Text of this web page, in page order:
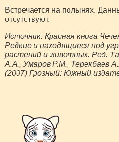
Встречается на полынях.
отсутствуют.
Источник: Красная книга
Редкие и находящиеся под
растений и животных. Ред.
А.А., Умаров Р.М., Терекбаев
(2007) Грозный: Южный